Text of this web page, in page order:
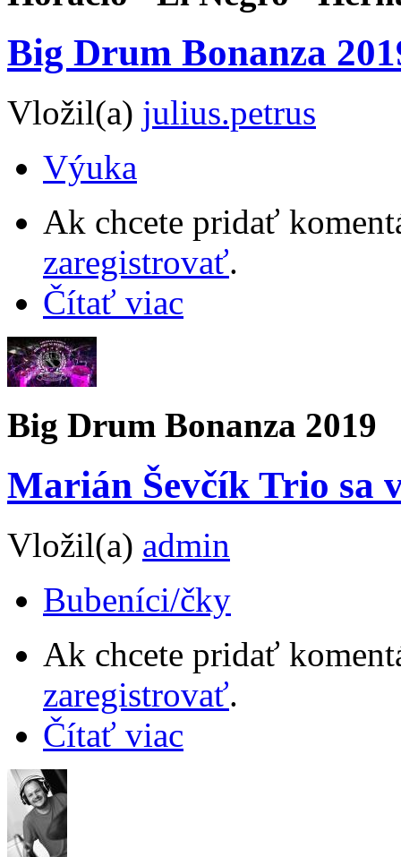
Big Drum Bonanza
Vložil(a) julius.petrus
Výuka
Ak chcete pridať
zaregistrovať.
Čítať viac
Big Drum Bonanza 2019
Marián Ševčík Trio sa
Vložil(a) admin
Bubeníci/čky
Ak chcete pridať
zaregistrovať.
Čítať viac